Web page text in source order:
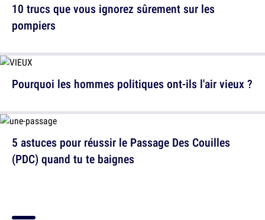
Pourquoi les hommes politiques ont-ils l'air vieux ?
10 trucs que vous ignorez sûrement sur les
pompiers
5 astuces pour réussir le Passage Des Couilles
(PDC) quand tu te baignes